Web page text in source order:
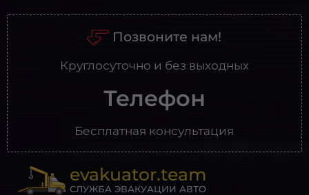
Позвоните нам!
Круглосуточно и без выходных
Телефон
Бесплатная консультация
evakuator.team
СЛУЖБА ЭВАКУАЦИИ АВТО